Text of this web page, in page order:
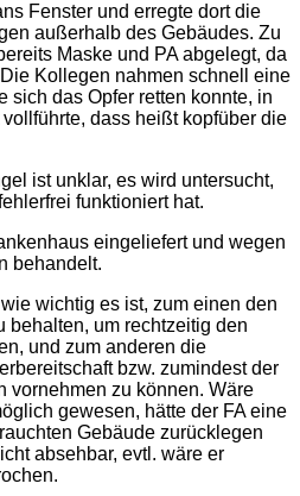
Fenster und erregte dort die
außerhalb des Gebäudes. Zu
Maske und PA abgelegt, da
Kollegen nahmen schnell eine
sich das Opfer retten konnte, in
dass heißt kopfüber die
ist unklar, es wird untersucht,
funktioniert hat.
eingeliefert und wegen
behandelt.
wichtig es ist, zum einen den
behalten, um rechtzeitig den
und zum anderen die
bzw. zumindest der
vornehmen zu können. Wäre
gewesen, hätte der FA eine
Gebäude zurücklegen
absehbar, evtl. wäre er